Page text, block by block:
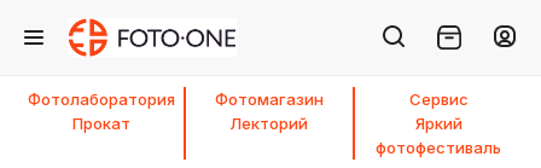
Фотолаборатория Фотомагазин
Сервис
Прокат
Лекторий
Яркий
фотофестиваль